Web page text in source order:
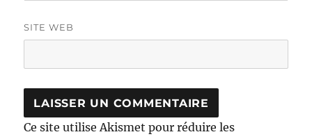
SITE WEB
Ce site utilise Akismet pour réduire les